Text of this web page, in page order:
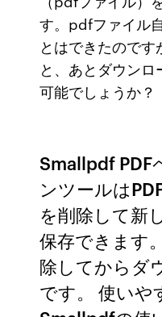
す。pdfファイル
とはできたので
と、あとダウン
可能でしょうか？
Smallpdf PDF
ンツールは
を削除して新
保存できます
除してからダ
です。 使いや